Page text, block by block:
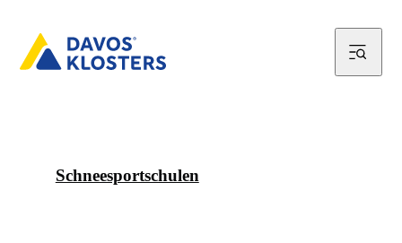
Schneesportschulen